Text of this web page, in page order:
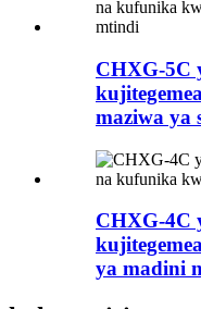
CHXG-5C
maziwa ya
CHXG-4C
ya madini